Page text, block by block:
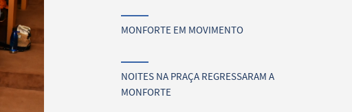
MONFORTE EM MOVIMENTO
NOITES NA PRAÇA REGRESSARAM A
MONFORTE